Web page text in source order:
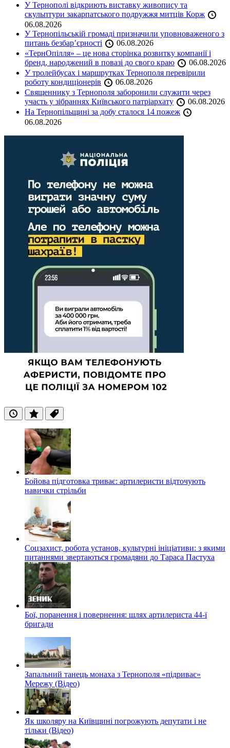
У Тернополі відкриють виставку живопису та
скульптури закарпатського подружжя митців Корж
06.08.2026
У Тернопільській громаді призначили уповноваженого з
питань безбар’єрності
06.08.2026
«ТернОпілля» – це нова сторінка розвитку компанії і
бренд, народжений в повазі до свого краю
06.08.2026
У тролейбусах і маршрутках Тернополя перевірили
роботу кондиціонерів
06.08.2026
Священнику з Тернополя заборонили служити через
участь у зібраннях Київського патріархату
06.08.2026
На Тернопільщині за добу сталося 14 пожеж
06.08.2026
ОстанніПопулярні
Теги
Бойова підготовка триває: артилеристи відточують
навички стрільби
Соцзахист, робота установ, культурні ініціативи: з якими
питаннями звертаються громадяни до Тараса Пастуха
Бої, поранення і повернення: шлях артилериста 44-ї
бригади
Запальний танець монаха з Тернополя «підриває»
Мережу (Відео)
Як школяру на Київщині погрожують депутати і не
тільки (Відео)